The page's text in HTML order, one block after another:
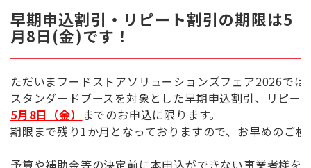
早期申込割引・リピート割引の期限は5
月8日(金)です！
ただいまフードストアソリューションズフェア2026では
5月8日（金）
までのお申込に限ります。
期限まで残り1か月となっておりますので、お早めのご